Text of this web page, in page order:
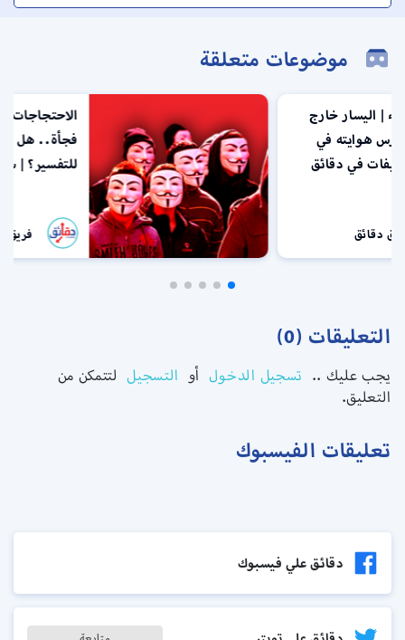
موضوعات متعلقة
ثقافة الإلغاء | اليسار خارج
السلطة يمارس هوايته في
القمع | تعريفات في دقائق
فريق دقائق
التعليقات (0)
يجب عليك .. تسجيل الدخول أو التسجيل لتتمكن من
التعليق.
تعليقات الفيسبوك
دقائق علي فيسبوك